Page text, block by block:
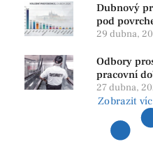
Dubnový
pod
PRO se
29 dubna,
Odbory
pracovní
našem
27 dubna,
Zobrazit